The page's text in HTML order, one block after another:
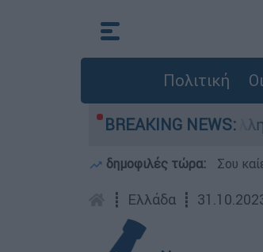
Πολιτική
BREAKING NEWS:
ανάμεσα σε ελληνικά και
δημοφιλές τώρα: Σου
┋ Ελλάδα ┋